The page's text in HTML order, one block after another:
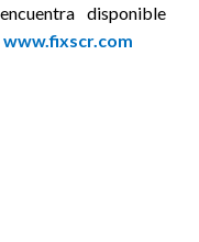
disponible
www.fixscr.com